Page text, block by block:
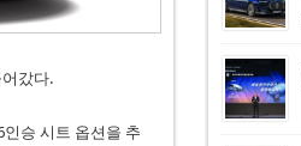
갔다.
승 시트 옵션을 추